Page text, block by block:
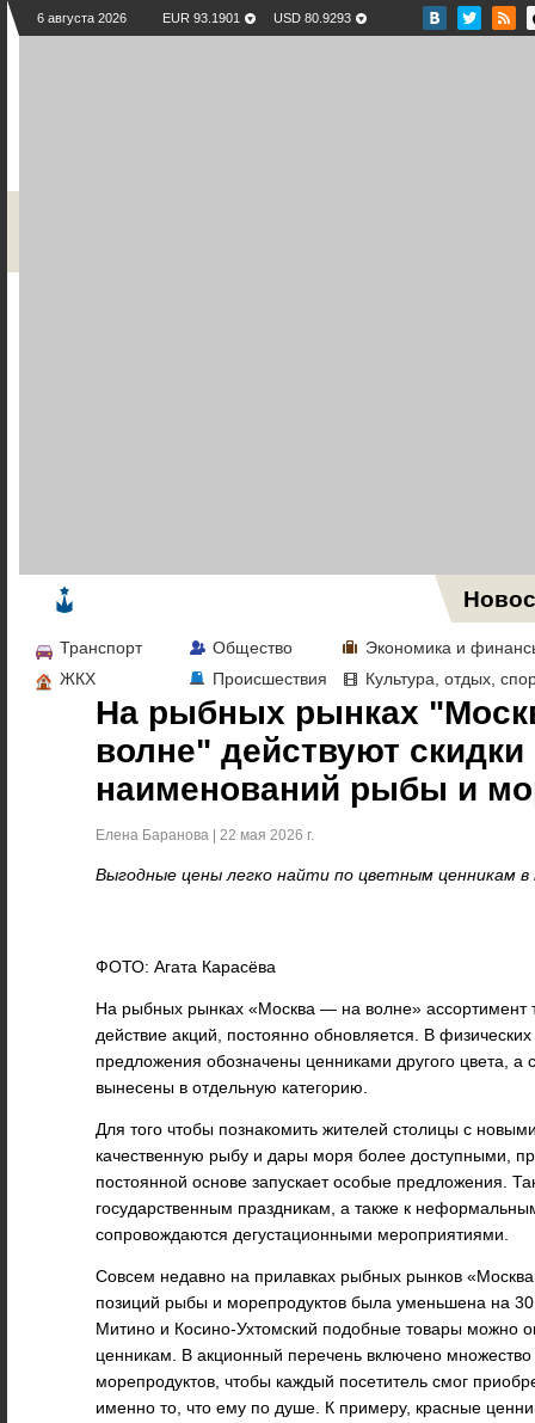
6 августа 2026 EUR 93.1901 USD 80.9293
Транспорт Общество
Экономика и
ЖКХ
Происшествия Культура, отдых,
На рыбных рынках
волне" действуют скидки
наименований рыбы и
Елена Баранова | 22 мая 2026 г.
Выгодные цены легко найти по цветным ценникам в
ФОТО: Агата Карасёва
На рыбных рынках «Москва — на волне» ассортимент
действие акций, постоянно обновляется. В
предложения обозначены ценниками другого цвета, а
вынесены в отдельную категорию.
Для того чтобы познакомить жителей столицы с
качественную рыбу и дары моря более доступными,
постоянной основе запускает особые предложения.
государственным праздникам, а также к
сопровождаются дегустационными мероприятиями.
Совсем недавно на прилавках рыбных рынков
позиций рыбы и морепродуктов была уменьшена на
Митино и Косино-Ухтомский подобные товары можно
ценникам. В акционный перечень включено множество
морепродуктов, чтобы каждый посетитель смог
именно то, что ему по душе. К примеру, красные